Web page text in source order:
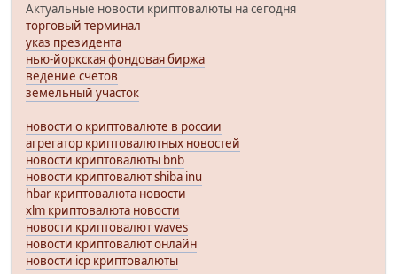
Актуальные новости криптовалюты на сегодня
торговый терминал
указ президента
нью-йоркская фондовая биржа
ведение счетов
земельный участок
новости о криптовалюте в россии
агрегатор криптовалютных новостей
новости криптовалюты bnb
новости криптовалют shiba inu
hbar криптовалюта новости
xlm криптовалюта новости
новости криптовалют waves
новости криптовалют онлайн
новости icp криптовалюты